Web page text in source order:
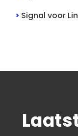
> Signalvoor